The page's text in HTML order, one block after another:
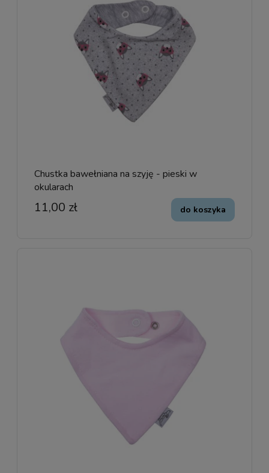
Chustka bawełniana na szyję - pieski w
okularach
11,00 zł do koszyka